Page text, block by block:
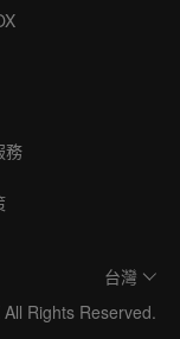
務
台灣
Rights Reserved.